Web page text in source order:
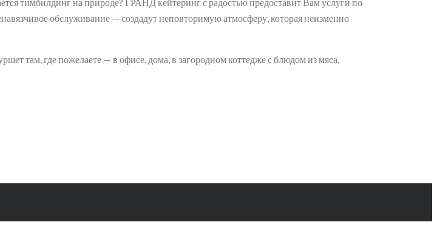
обслуживание — создадут неповторимую атмосферу, которая неизменно
там, где пожелаете — в офисе, дома, в загородном коттедже с блюдом из мяса,